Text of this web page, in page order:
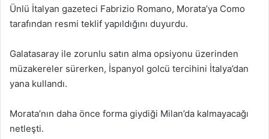
Ünlü İtalyan gazeteci Fabrizio Romano, Morata’ya Como
tarafından resmi teklif yapıldığını duyurdu.
Galatasaray ile zorunlu satın alma opsiyonu üzerinden
müzakereler sürerken, İspanyol golcü tercihini İtalya’dan
yana kullandı.
Morata’nın daha önce forma giydiği Milan’da kalmayacağı
netleşti.